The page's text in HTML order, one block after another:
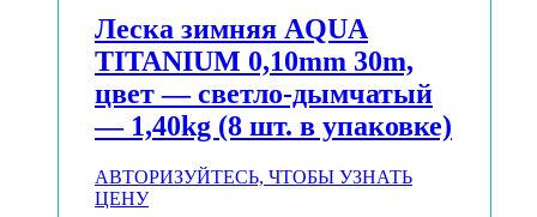
Леска зимняя AQUA
TITANIUM 0,10mm 30m,
цвет — светло-дымчатый
— 1,40kg (8 шт. в упаковке)
АВТОРИЗУЙТЕСЬ, ЧТОБЫ УЗНАТЬ
ЦЕНУ